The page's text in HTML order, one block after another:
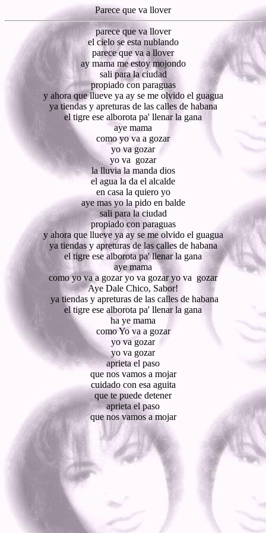
Parece que va llover
parece que va llover
el cielo se esta nublando
parece que va a llover
ay mama me estoy mojondo
sali para la ciudad
propiado con paraguas
y ahora que llueve ya ay se me olvido el guagua
ya tiendas y apreturas de las calles de habana
el tigre ese alborota pa' llenar la gana
aye mama
como yo va a gozar
yo va gozar
yo va gozar
la lluvia la manda dios
el agua la da el alcalde
en casa la quiero yo
aye mas yo la pido en balde
sali para la ciudad
propiado con paraguas
y ahora que llueve ya ay se me olvido el guagua
ya tiendas y apreturas de las calles de habana
el tigre ese alborota pa' llenar la gana
aye mama
como yo va a gozar yo va gozar yo va gozar
Aye Dale Chico, Sabor!
ya tiendas y apreturas de las calles de habana
el tigre ese alborota pa' llenar la gana
ha ye mama
como Yo va a gozar
yo va gozar
yo va gozar
aprieta el paso
que nos vamos a mojar
cuidado con esa aguita
que te puede detener
aprieta el paso
que nos vamos a mojar